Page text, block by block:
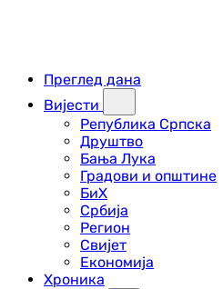
Преглед дана
Вијести
Република Српска
Друштво
Бања Лука
Градови и општине
БиХ
Србија
Регион
Свијет
Економија
Хроника